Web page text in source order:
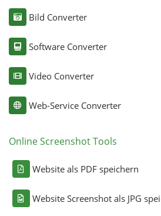
Bild Converter
Software Converter
Video Converter
Web-Service Converter
Online Screenshot Tools
Website als PDF speichern
Website Screenshot als JPG